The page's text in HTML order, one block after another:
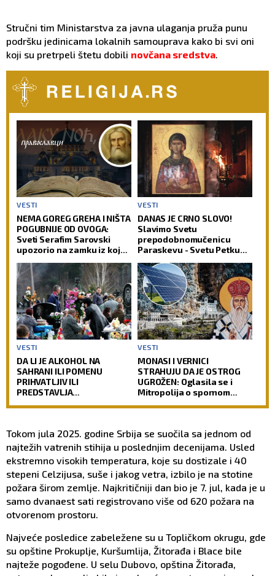
Stručni tim Ministarstva za javna ulaganja pruža punu
podršku jedinicama lokalnih samouprava kako bi svi oni
koji su pretrpeli štetu dobili novčana sredstva.
VESTI
NEMA GOREG GREHA I NIŠTA
POGUBNIJE OD OVOGA:
Sveti Serafim Sarovski
upozorio na zamku iz koje
VESTI
DANAS JE CRNO SLOVO!
Slavimo Svetu
prepodobnomučenicu
Paraskevu - Svetu Petku
VESTI
DA LI JE ALKOHOL NA
SAHRANI ILI POMENU
PRIHVATLJIV ILI
PREDSTAVLJA
dilemu
VESTI
MONASI I VERNICI
STRAHUJU DA JE OSTROG
UGROŽEN: Oglasila se i
Mitropolija o spornom
Tokom jula 2025. godine Srbija se suočila sa jednom od
najtežih vatrenih stihija u poslednjim decenijama. Usled
ekstremno visokih temperatura, koje su dostizale i 40
stepeni Celzijusa, suše i jakog vetra, izbilo je na stotine
požara širom zemlje. Najkritičniji dan bio je 7. jul, kada je u
samo dvanaest sati registrovano više od 620 požara na
otvorenom prostoru.
Najveće posledice zabeležene su u Topličkom okrugu, gde
su opštine Prokuplje, Kuršumlija, Žitorađa i Blace bile
najteže pogođene. U selu Dubovo, opština Žitorađa,